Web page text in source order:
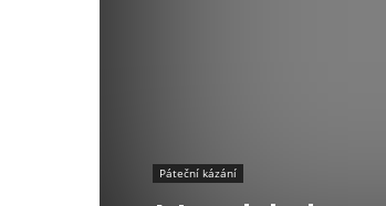
Páteční kázání